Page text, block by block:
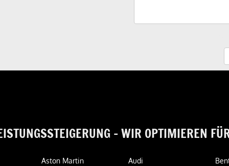
- WIR OPTIMIEREN
Aston Martin Audi